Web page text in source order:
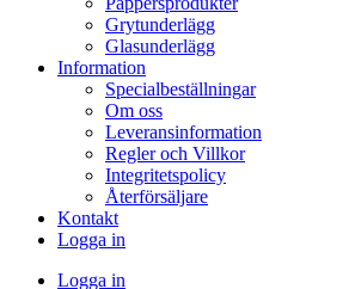
Grytunderlägg
Glasunderlägg
Information
Specialbeställningar
Om oss
Leveransinformation
Regler och Villkor
Integritetspolicy
Återförsäljare
Kontakt
Logga in
Logga in